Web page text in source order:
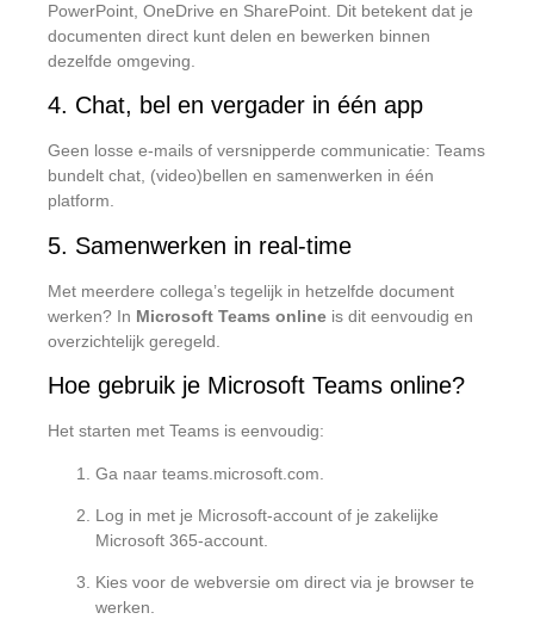
PowerPoint, OneDrive en SharePoint. Dit betekent dat je
documenten direct kunt delen en bewerken binnen
dezelfde omgeving.
4. Chat, bel en vergader in één app
Geen losse e-mails of versnipperde communicatie: Teams
bundelt chat, (video)bellen en samenwerken in één
platform.
5. Samenwerken in real-time
Met meerdere collega’s tegelijk in hetzelfde document
werken? In Microsoft Teams online is dit eenvoudig en
overzichtelijk geregeld.
Hoe gebruik je Microsoft Teams online?
Het starten met Teams is eenvoudig:
Ga naar teams.microsoft.com
Log in met je Microsoft-account of je zakelijke
Microsoft 365-account.
Kies voor de webversie om direct via je browser te
werken.